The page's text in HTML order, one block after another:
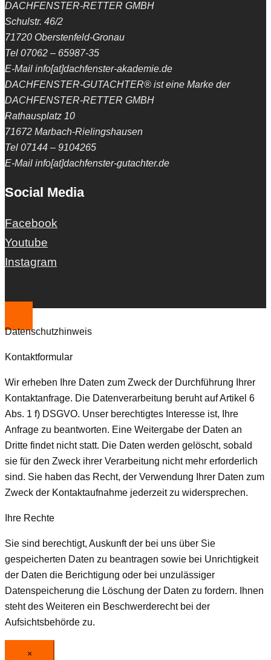
DACHFENSTER-RETTER GMBH
Schulstr. 46/2
71720 Oberstenfeld-Gronau
Tel 07062 – 65987-35
E-Mail info[at]dachfenster-akademie.de
DACHFENSTER-GUTACHTER® ist eine Marke der
DACHFENSTER-RETTER GMBH
Rathausplatz 10
71672 Marbach-Rielingshausen
Tel 07144 – 9104265
E-Mail info[at]dachfenster-gutachter.de
Social Media
Facebook
Youtube
Instagram
Datenschutzhinweis
Kontaktformular
Wir erheben Ihre Daten zum Zweck der Durchführung Ihrer
Kontaktanfrage. Die Datenverarbeitung beruht auf Artikel 6
Abs. 1 f) DSGVO. Unser berechtigtes Interesse ist, Ihre
Anfrage zu beantworten. Eine Weitergabe der Daten an
Dritte findet nicht statt. Die Daten werden gelöscht, sobald
sie für den Zweck ihrer Verarbeitung nicht mehr erforderlich
sind. Sie haben das Recht, der Verwendung Ihrer Daten zum
Zweck der Kontaktaufnahme jederzeit zu widersprechen.
Ihre Rechte
Sie sind berechtigt, Auskunft der bei uns über Sie
gespeicherten Daten zu beantragen sowie bei Unrichtigkeit
der Daten die Berichtigung oder bei unzulässiger
Datenspeicherung die Löschung der Daten zu fordern. Ihnen
steht des Weiteren ein Beschwerderecht bei der
Aufsichtsbehörde zu.
×